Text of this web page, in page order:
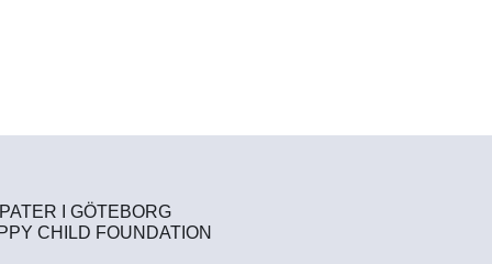
I GÖTEBORG
CHILD FOUNDATION